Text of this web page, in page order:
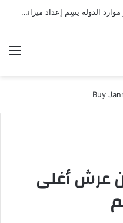
توجيه صارم لترشيد النفقات وتعزيز موارد الدولة يسِم إعداد ميزانية 2027
عرش أغلى